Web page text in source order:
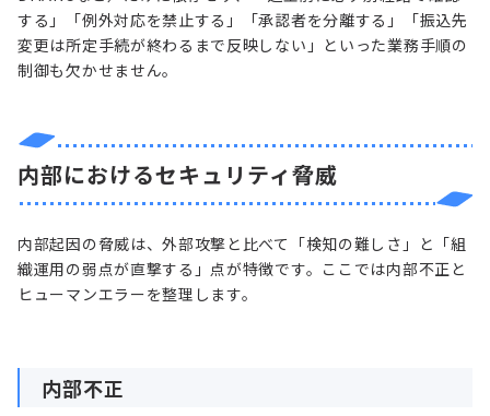
する」「例外対応を禁止する」「承認者を分離する」「振込先
変更は所定手続が終わるまで反映しない」といった業務手順の
制御も欠かせません。
内部におけるセキュリティ脅威
内部起因の脅威は、外部攻撃と比べて「検知の難しさ」と「組
織運用の弱点が直撃する」点が特徴です。ここでは内部不正と
ヒューマンエラーを整理します。
内部不正